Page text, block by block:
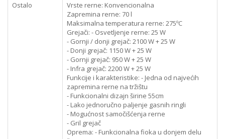
Ostalo Vrste rerne: Konvencionalna
Zapremina rerne: 70 l
Maksimalna temperatura rerne: 275ºC
Grejači: - Osvetljenje rerne: 25 W
- Gornji / donji grejač: 2100 W + 25 W
- Donji grejač: 1150 W + 25 W
- Gornji grejač: 950 W + 25 W
- Infra grejač: 2200 W + 25 W
Funkcije i karakteristike: - Jedna od najvećih
zapremina rerne na tržištu
- Funkcionalni dizajn širine 55cm
- Lako jednoručno paljenje gasnih ringli
- Mogućnost samočišćenja rerne
- Gril grejač
Oprema: - Funkcionalna fioka u donjem delu